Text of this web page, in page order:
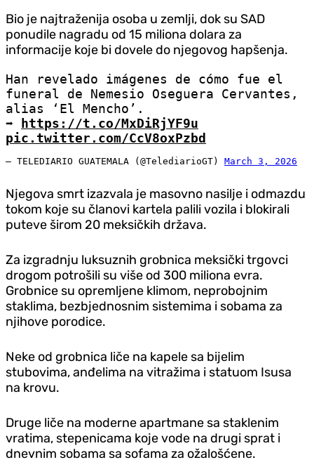
Bio je najtraženija osoba u zemlji, dok su SAD
ponudile nagradu od 15 miliona dolara za
informacije koje bi dovele do njegovog hapšenja.
Han revelado imágenes de cómo fue el
funeral de Nemesio Oseguera Cervantes,
alias ‘El Mencho’.
➡️ https://t.co/MxDiRjYF9u
pic.twitter.com/CcV8oxPzbd
— TELEDIARIO GUATEMALA (@TelediarioGT) March 3, 2026
Njegova smrt izazvala je masovno nasilje i odmazdu
tokom koje su članovi kartela palili vozila i blokirali
puteve širom 20 meksičkih država.
Za izgradnju luksuznih grobnica meksički trgovci
drogom potrošili su više od 300 miliona evra.
Grobnice su opremljene klimom, neprobojnim
staklima, bezbjednosnim sistemima i sobama za
njihove porodice.
Neke od grobnica liče na kapele sa bijelim
stubovima, anđelima na vitražima i statuom Isusa
na krovu.
Druge liče na moderne apartmane sa staklenim
vratima, stepenicama koje vode na drugi sprat i
dnevnim sobama sa sofama za ožalošćene.